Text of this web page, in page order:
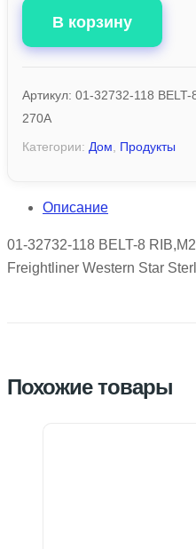
В корзину
Артикул: 01-32732-118 BELT-
270A
Категории: Дом Продукты
Описание
01-32732-118 BELT-8
Freightliner Western Star
Похожие товары